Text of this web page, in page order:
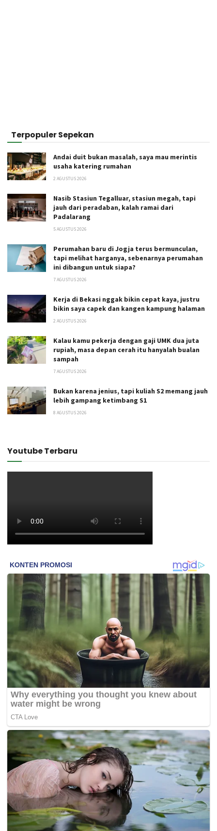
Terpopuler Sepekan
Andai duit bukan masalah, saya mau merintis
usaha katering rumahan
2 AGUSTUS 2026
Nasib Stasiun Tegalluar, stasiun megah, tapi
jauh dari peradaban, kalah ramai dari
Padalarang
5 AGUSTUS 2026
Perumahan baru di Jogja terus bermunculan,
tapi melihat harganya, sebenarnya perumahan
ini dibangun untuk siapa?
7 AGUSTUS 2026
Kerja di Bekasi nggak bikin cepat kaya, justru
bikin saya capek dan kangen kampung halaman
2 AGUSTUS 2026
Kalau kamu pekerja dengan gaji UMK dua juta
rupiah, masa depan cerah itu hanyalah bualan
sampah
7 AGUSTUS 2026
Bukan karena jenius, tapi kuliah S2 memang jauh
lebih gampang ketimbang S1
8 AGUSTUS 2026
Youtube Terbaru